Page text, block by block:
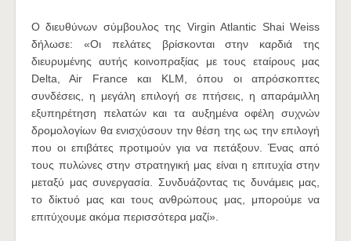
Ο διευθύνων σύμβουλος της Virgin Atlantic Shai Weiss
δήλωσε: «Οι πελάτες βρίσκονται στην καρδιά της
διευρυμένης αυτής κοινοπραξίας με τους εταίρους μας
Delta, Air France και KLM, όπου οι απρόσκοπτες
συνδέσεις, η μεγάλη επιλογή σε πτήσεις, η απαράμιλλη
εξυπηρέτηση πελατών και τα αυξημένα οφέλη συχνών
δρομολογίων θα ενισχύσουν την θέση της ως την επιλογή
που οι επιβάτες προτιμούν για να πετάξουν. Ένας από
τους πυλώνες στην στρατηγική μας είναι η επιτυχία στην
μεταξύ μας συνεργασία. Συνδυάζοντας τις δυνάμεις μας,
το δίκτυό μας και τους ανθρώπους μας, μπορούμε να
επιτύχουμε ακόμα περισσότερα μαζί».